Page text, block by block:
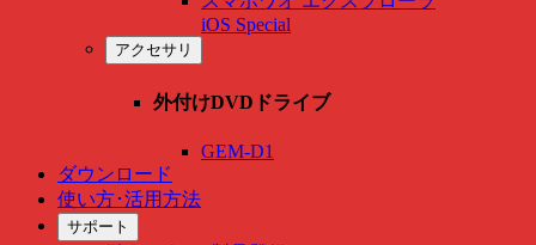
iOS Special
アクセサリ
外付けDVDドライブ
GEM-D1
ダウンロード
使い方･活用方法
サポート